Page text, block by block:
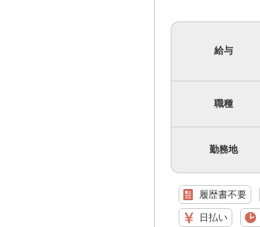
給与
職種
勤務地
履歴書不要
日払い